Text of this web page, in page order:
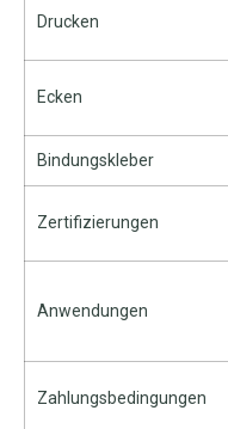
Drucken
Ecken
Bindungskleber
Zertifizierungen
Anwendungen
Zahlungsbedingungen